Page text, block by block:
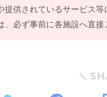
提供されているサービス
、必ず事前に各施設へ直